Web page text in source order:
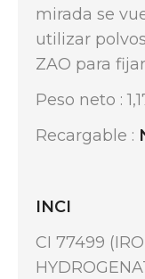
mirada se
utilizar
ZAO para
Peso neto :
Recargable :
INCI
CI 77499